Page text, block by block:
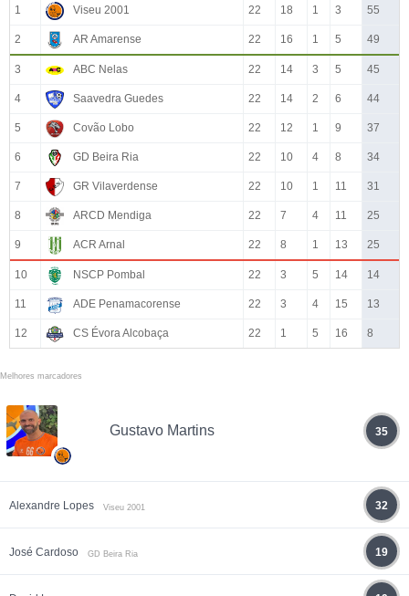
1 Viseu 2001 22 18 1 3 55
2 AR Amarense 22 16 1 5 49
3 ABC Nelas 22 14 3 5 45
4 Saavedra Guedes 22 14 2 6 44
5 Covão Lobo 22 12 1 9 37
6 GD Beira Ria 22 10 4 8 34
7 GR Vilaverdense 22 10 1 11 31
8 ARCD Mendiga 22 7 4 11 25
9 ACR Arnal 22 8 1 13 25
10 NSCP Pombal 22 3 5 14 14
11 ADE Penamacorense 22 3 4 15 13
12 CS Évora Alcobaça 22 1 5 16 8
Melhores marcadores
Gustavo Martins 35
Alexandre Lopes Viseu 2001 32
José Cardoso GD Beira Ria 19